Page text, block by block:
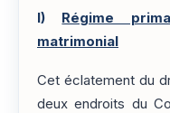
I)
Régime
matrimonial
Cet éclatement du
deux endroits du